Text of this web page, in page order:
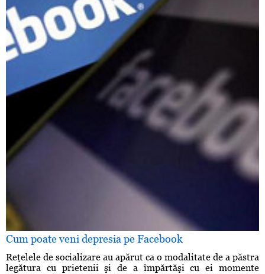
Cum poate veni depresia pe Facebook
Reţelele de socializare au apărut ca o modalitate de a păstra
legătura cu prietenii şi de a împărtăşi cu ei momente